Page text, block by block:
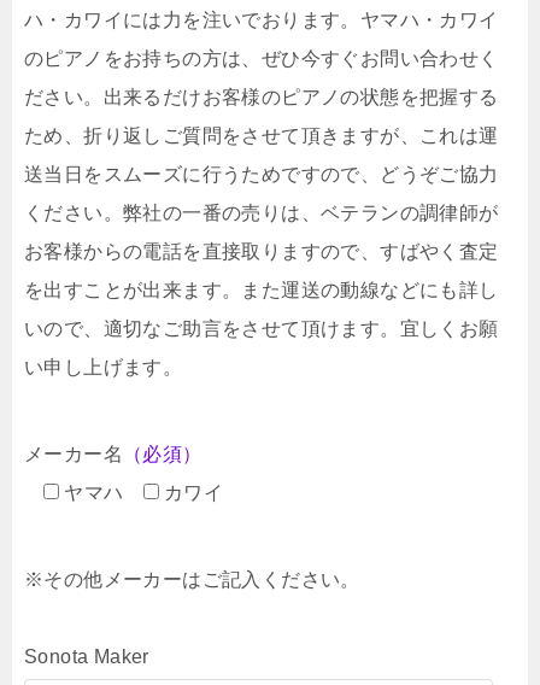
ハ・カワイには力を注いでおります。ヤマハ・カワイ
のピアノをお持ちの方は、ぜひ今すぐお問い合わせく
ださい。出来るだけお客様のピアノの状態を把握する
ため、折り返しご質問をさせて頂きますが、これは運
送当日をスムーズに行うためですので、どうぞご協力
ください。弊社の一番の売りは、ベテランの調律師が
お客様からの電話を直接取りますので、すばやく査定
を出すことが出来ます。また運送の動線などにも詳し
いので、適切なご助言をさせて頂けます。宜しくお願
い申し上げます。
メーカー名
（必須）
ヤマハ
カワイ
※その他メーカーはご記入ください。
Sonota Maker